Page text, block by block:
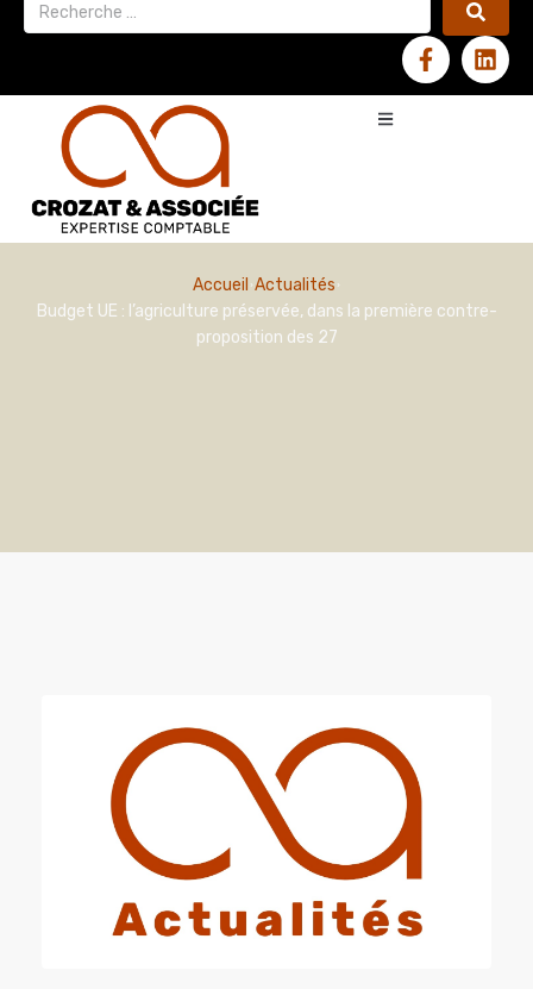
Accueil Actualités
Budget UE : l’agriculture préservée, dans la première contre-
proposition des 27